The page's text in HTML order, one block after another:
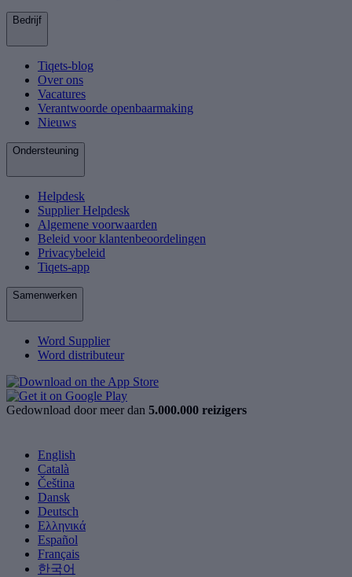
Bedrijf
Tiqets-blog
Over ons
Vacatures
Verantwoorde openbaarmaking
Nieuws
Ondersteuning
Helpdesk
Supplier Helpdesk
Algemene voorwaarden
Beleid voor klantenbeoordelingen
Privacybeleid
Tiqets-app
Samenwerken
Word Supplier
Word distributeur
Gedownload door meer dan 5.000.000 reizigers
English
Català
Čeština
Dansk
Deutsch
Ελληνικά
Español
Français
한국어